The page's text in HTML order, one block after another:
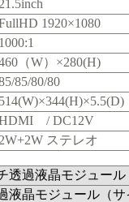
21.5inch
1920×1080
1000:1
（W）×280(H)
85/80/80
514(W)×344(H)×5.5(D)
/ DC12V
2W+2W ステレオ
透過液晶モジュー
液晶モジュール（